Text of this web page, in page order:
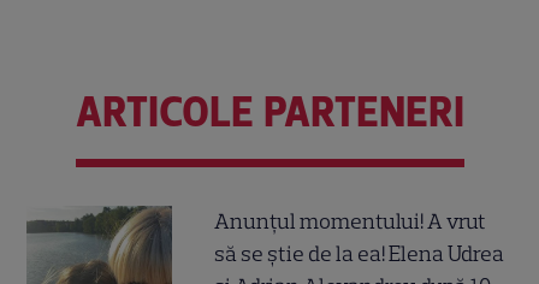
ARTICOLE PARTENERI
Anunțul momentului! A vrut
să se știe de la ea! Elena Udrea